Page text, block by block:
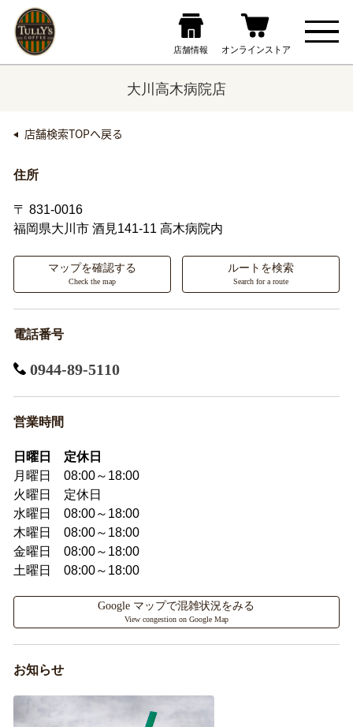
大川高木病院店
店舗検索TOPへ戻る
住所
〒 831-0016
福岡県大川市酒見141-11 高木病院内
マップを確認する
Check the map
ルートを検索
Search for a route
電話番号
0944-89-5110
営業時間
日曜日 定休日
月曜日 08:00～18:00
火曜日 定休日
水曜日 08:00～18:00
木曜日 08:00～18:00
金曜日 08:00～18:00
土曜日 08:00～18:00
Google マップで混雑状況をみる
View congestion on Google Map
お知らせ